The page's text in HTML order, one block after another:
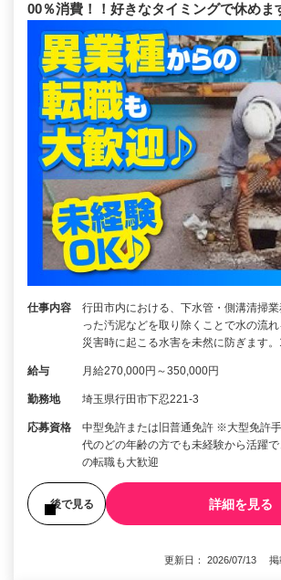
00％消費！！好きなタイミングで休め
仕事内容
行田市内における、下水管・側溝清掃
った汚泥などを取り除くことで水の流
災害時に起こる水害を未然に防ぎます
給与 月給270,000円～350,000円
勤務地 埼玉県行田市下忍221-3
応募資格
中型免許または旧普通免許 ※大型免許
代のどの年齢の方でも未経験から活躍
の転職も大歓迎
後で見る 詳細を見る
更新日： 2026/07/13 掲